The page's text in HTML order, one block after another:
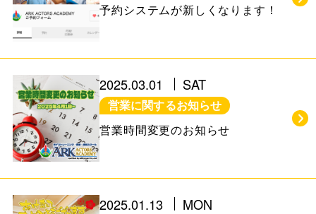
予約システムが新しくなります！
2025.03.01 SAT
営業に関するお知らせ
営業時間変更のお知らせ
2025.01.13 MON